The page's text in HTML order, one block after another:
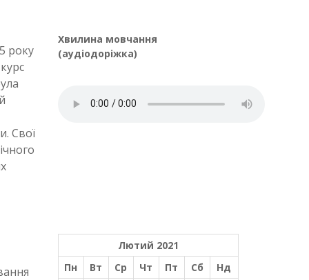
року
Свої
Хвилина мовчання
(аудіодоріжка)
Лютий 2021
Пн
Вт Ср Чт Пт Сб
Нд